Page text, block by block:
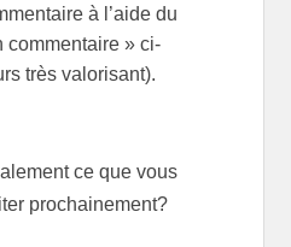
à l’aide du
commentaire » ci-
très valorisant).
ce que vous
prochainement?